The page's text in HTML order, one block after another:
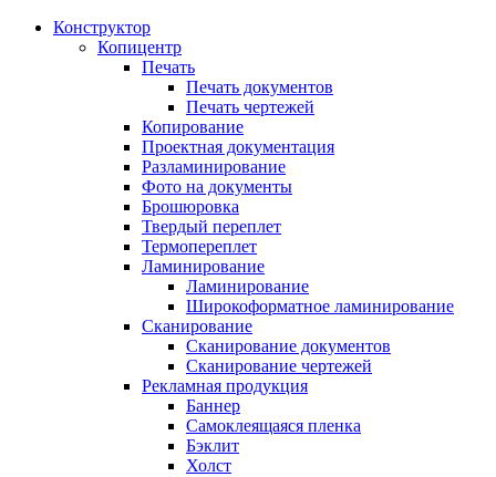
Конструктор
Копицентр
Печать
Печать документов
Печать чертежей
Копирование
Проектная документация
Разламинирование
Фото на документы
Брошюровка
Твердый переплет
Термопереплет
Ламинирование
Ламинирование
Широкоформатное ламинирование
Сканирование
Сканирование документов
Сканирование чертежей
Рекламная продукция
Баннер
Самоклеящаяся пленка
Бэклит
Холст